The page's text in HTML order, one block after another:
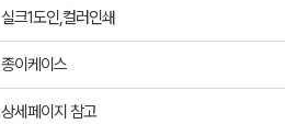
실크1도인,컬러인쇄
종이케이스
상세페이지 참고